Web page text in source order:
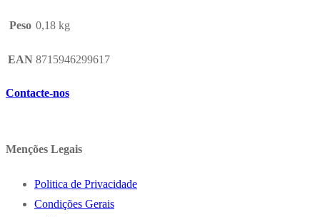
Peso 0,18 kg
EAN 8715946299617
Contacte-nos
Menções Legais
Politica de Privacidade
Condições Gerais